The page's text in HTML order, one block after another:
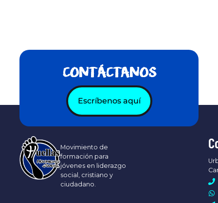
CONTÁCTANOS
Escríbenos aquí
Movimiento de
formación para
jóvenes en liderazgo
social, cristiano y
ciudadano.